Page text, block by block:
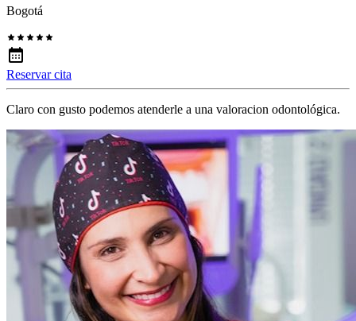
Bogotá
Reservar cita
Claro con gusto podemos atenderle a una valoracion odontológica.